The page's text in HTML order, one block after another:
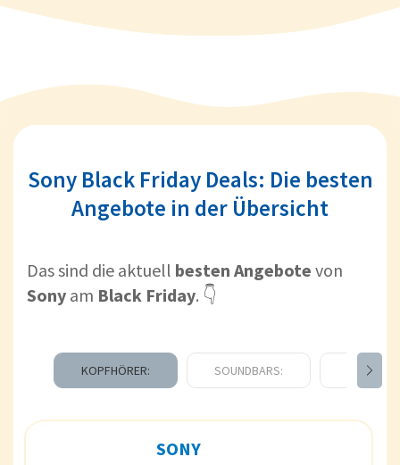
Sony Black Friday Deals: Die besten
Angebote in der Übersicht
Das sind die aktuell besten Angebote von
Sony am Black Friday. 👇
KOPFHÖRER: SOUNDBARS: BOXEN:
SONY